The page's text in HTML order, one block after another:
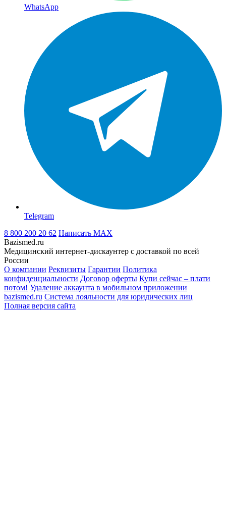
WhatsApp
Telegram
8 800 200 20 62 Написать MAX
Bazismed.ru
Медицинский интернет-дискаунтер с доставкой по всей
России
О компании Реквизиты Гарантии Политика
конфиденциальности Договор оферты Купи сейчас – плати
потом! Удаление аккаунта в мобильном приложении
bazismed.ru Система лояльности для юридических лиц
Полная версия сайта